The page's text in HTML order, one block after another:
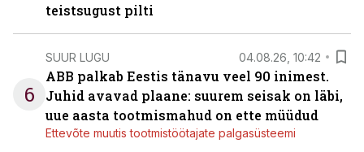
teistsugust pilti
6
SUUR LUGU 04.08.26, 10:42
ABB palkab Eestis tänavu veel 90 inimest.
Juhid avavad plaane: suurem seisak on läbi,
uue aasta tootmismahud on ette müüdud
Ettevõte muutis tootmistöötajate palgasüsteemi